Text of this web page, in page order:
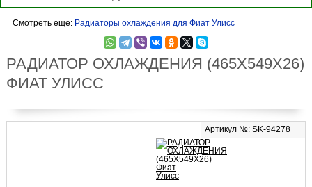
Смотреть еще: Радиаторы охлаждения для Фиат Улисс
РАДИАТОР ОХЛАЖДЕНИЯ (465Х549Х26)
ФИАТ УЛИСС
Артикул №: SK-94278